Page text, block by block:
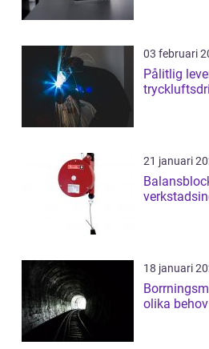
03 februari
Pålitlig
21 januari
18 januari
olika